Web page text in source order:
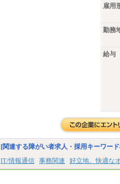
雇用
勤務
給与
[関連する障がい者求人・採用キーワー
IT/情報通信 事務関連 好立地、快適な